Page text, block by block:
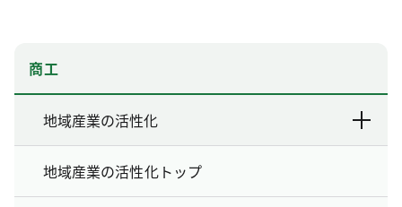
商工
地域産業の活性化
地域産業の活性化トップ